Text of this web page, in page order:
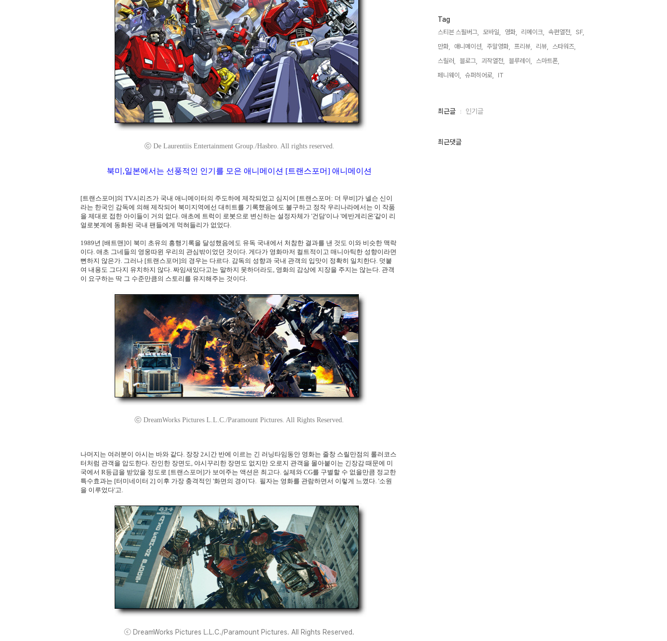
ⓒ De Laurentiis Entertainment Group./Hasbro. All rights reserved.
북미,일본에서는 선풍적인 인기를 모은 애니메이션 [트랜스포머] 애니메이션
[트랜스포머]의 TV시리즈가 국내 애니메이터의 주도하에 제작되었고 심지어 [트랜스포머: 더 무비]가 넬슨 신이
라는 한국인 감독에 의해 제작되어 북미지역에선 대히트를 기록했음에도 불구하고 정작 우리나라에서는 이 작품
을 제대로 접한 아이들이 거의 없다. 애초에 트럭이 로봇으로 변신하는 설정자체가 '건담'이나 '에반게리온'같이 리
얼로봇계에 동화된 국내 팬들에게 먹혀들리가 없었다.
1989년 [배트맨]이 북미 초유의 흥행기록을 달성했음에도 유독 국내에서 처참한 결과를 낸 것도 이와 비슷한 맥락
이다. 애초 그네들의 영웅따윈 우리의 관심밖이었던 것이다. 게다가 영화마저 컬트적이고 매니아틱한 성향이라면
뻔하지 않은가. 그러나 [트랜스포머]의 경우는 다르다. 감독의 성향과 국내 관객의 입맛이 정확히 일치한다. 덧붙
여 내용도 그다지 유치하지 않다. 짜임새있다고는 말하지 못하더라도, 영화의 감상에 지장을 주지는 않는다. 관객
이 요구하는 딱 그 수준만큼의 스토리를 유지해주는 것이다.
ⓒ DreamWorks Pictures L.L.C./Paramount Pictures. All Rights Reserved.
나머지는 여러분이 아시는 바와 같다. 장장 2시간 반에 이르는 긴 러닝타임동안 영화는 줄창 스릴만점의 롤러코스
터처럼 관객을 압도한다. 잔인한 장면도, 야시꾸리한 장면도 없지만 오로지 관객을 몰아붙이는 긴장감 때문에 미
국에서 R등급을 받았을 정도로 [트랜스포머]가 보여주는 액션은 최고다. 실제와 CG를 구별할 수 없을만큼 정교한
특수효과는 [터미네이터 2] 이후 가장 충격적인 '화면의 경이'다. 필자는 영화를 관람하면서 이렇게 느꼈다. '소원
을 이루었다'고.
ⓒ DreamWorks Pictures L.L.C./Paramount Pictures. All Rights Reserved.
Tag
스티븐 스필버그, 모바일, 영화, 리메이크, 속편열전,
SF,
만화,
애니메이션, 주말영화, 프리뷰, 리뷰,
스타워즈,
스릴러,
블로그, 괴작열전, 블루레이,
스마트폰,
페니웨이,
슈퍼히어로, IT,
최
인
최근글 인기글
최근댓글